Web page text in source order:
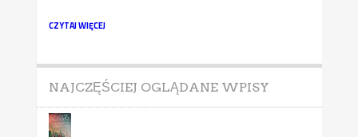
CZYTAJ WIĘCEJ
NAJCZĘŚCIEJ OGLĄDANE WPISY